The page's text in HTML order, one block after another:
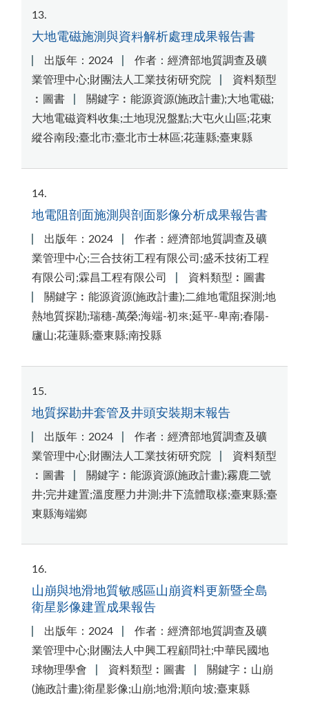
13
大地電磁施測與資料解析處理成果報告書
出版年：2024
作者：經濟部地質調查及礦
業管理中心;財團法人工業技術研究院
資料類型
︰圖書
關鍵字︰能源資源(施政計畫);大地電磁;
大地電磁資料收集;土地現況盤點;大屯火山區;花東
縱谷南段;臺北市;臺北市士林區;花蓮縣;臺東縣
14
地電阻剖面施測與剖面影像分析成果報告書
出版年：2024
作者：經濟部地質調查及礦
業管理中心;三合技術工程有限公司;盛禾技術工程
有限公司;霖昌工程有限公司
資料類型︰圖書
關鍵字︰能源資源(施政計畫);二維地電阻探測;地
熱地質探勘;瑞穗-萬榮;海端-初來;延平-卑南;春陽-
廬山;花蓮縣;臺東縣;南投縣
15
地質探勘井套管及井頭安裝期末報告
出版年：2024
作者：經濟部地質調查及礦
業管理中心;財團法人工業技術研究院
資料類型
︰圖書
關鍵字︰能源資源(施政計畫);霧鹿二號
井;完井建置;溫度壓力井測;井下流體取樣;臺東縣;臺
東縣海端鄉
16
山崩與地滑地質敏感區山崩資料更新暨全島
衛星影像建置成果報告
出版年：2024
作者：經濟部地質調查及礦
業管理中心;財團法人中興工程顧問社;中華民國地
球物理學會
資料類型︰圖書
關鍵字︰山崩
(施政計畫);衛星影像;山崩;地滑;順向坡;臺東縣